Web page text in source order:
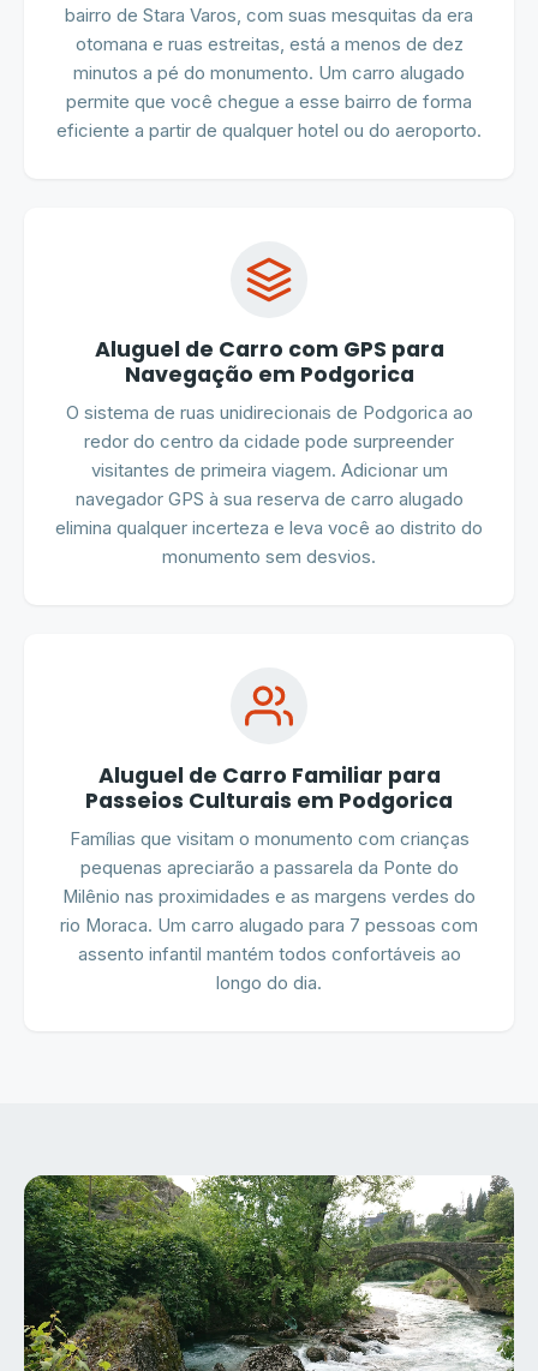
bairro de Stara Varos, com suas mesquitas da era
otomana e ruas estreitas, está a menos de dez
minutos a pé do monumento. Um carro alugado
permite que você chegue a esse bairro de forma
eficiente a partir de qualquer hotel ou do aeroporto.
Aluguel de Carro com GPS para
Navegação em Podgorica
O sistema de ruas unidirecionais de Podgorica ao
redor do centro da cidade pode surpreender
visitantes de primeira viagem. Adicionar um
navegador GPS à sua reserva de carro alugado
elimina qualquer incerteza e leva você ao distrito do
monumento sem desvios.
Aluguel de Carro Familiar para
Passeios Culturais em Podgorica
Famílias que visitam o monumento com crianças
pequenas apreciarão a passarela da Ponte do
Milênio nas proximidades e as margens verdes do
rio Moraca. Um carro alugado para 7 pessoas com
assento infantil mantém todos confortáveis ao
longo do dia.